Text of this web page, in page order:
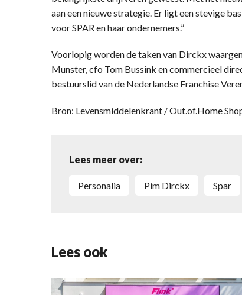
aan een nieuwe strategie. Er ligt een stevige
voor SPAR en haar ondernemers.”
Voorlopig worden de taken van Dirckx
Munster, cfo Tom Bussink en commercieel
bestuurslid van de Nederlandse Franchise
Bron: Levensmiddelenkrant / Out.of.Home
Lees meer over:
personalia Pim Dirckx Spar
Lees ook